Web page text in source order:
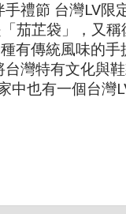
手禮節 台灣LV限
茄芷袋」，又稱
有傳統風味的手
台灣特有文化與
中也有一個台灣